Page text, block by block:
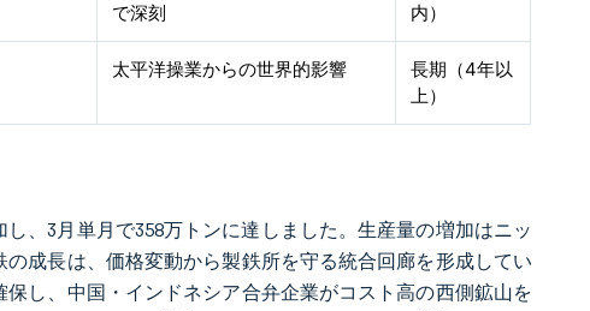
で深刻
内）
太平洋操業からの世界的影響
長期（4年以
上）
、3月単月で358万トンに達しました。生産量の増加はニッ
成長は、価格変動から製鉄所を守る統合回廊を形成してい
し、中国・インドネシア合弁企業がコスト高の西側鉱山を